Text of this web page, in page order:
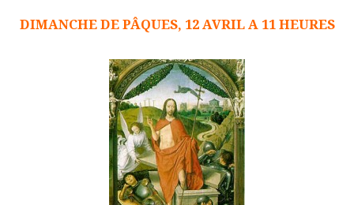
DIMANCHE DE PÂQUES, 12 AVRIL A 11 HEURES